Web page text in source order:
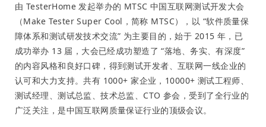
由 TesterHome 发起举办的 MTSC 中国互联网测试开发大会
（Make Tester Super Cool，简称 MTSC），以 “软件质量保
障体系和测试研发技术交流” 为主要目的，始于 2015 年，已
成功举办 13 届，大会已经成功塑造了 “落地、务实、有深度”
的内容风格和良好口碑，得到测试开发者、互联网一线企业的
认可和大力支持。共有 1000+ 家企业，10000+ 测试工程师、
测试经理、测试总监、技术总监、CTO 参会，受到了全行业的
广泛关注，是中国互联网质量保证行业的顶级会议。